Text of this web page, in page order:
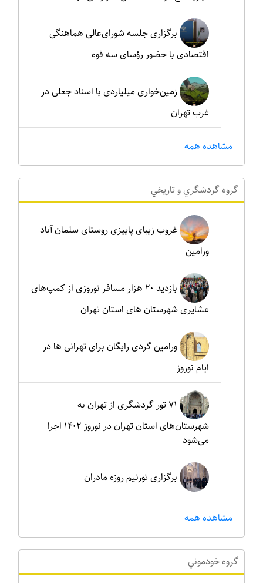
برگزاری جلسه شورای‌عالی هماهنگی
اقتصادی با حضور رؤسای سه قوه
زمین‌خواری میلیاردی با اسناد جعلی در
غرب تهران
مشاهده همه
گروه گردشگري و تاريخي
غروب زیبای پاییزی روستای سلمان آباد
ورامین
بازدید ۲۰ هزار مسافر نوروزی از کمپ‌های
عشایری شهرستان های استان تهران
ورامین گردی رایگان برای تهرانی ها در
ایام نوروز
۷۱ تور گردشگری از تهران به
شهرستان‌های استان تهران در نوروز ۱۴۰۲ اجرا
می‌شود
برگزاری تورنیم روزه مادران
مشاهده همه
گروه خودموني